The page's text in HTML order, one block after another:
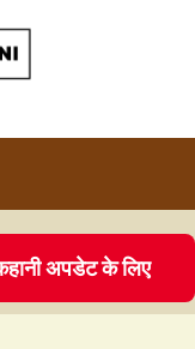
अपडेट के लिए